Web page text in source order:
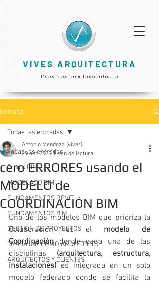
VIVES ARQUITECTURA
Constructora Inmobiliaria
Entrada
Todas las entradas
Plugis BIM
MODELADO BIM
FUNDAMENTOS REVIT
FUNDAMENTOS BIM
GESTIÓN DE PROYECTOS
TRABAJAR COMO ARQUITECTO
ARQUITECTOS Y CLIENTES
Todas las entradas
cero ERRORES usando el
MODELO de
COORDINACIÓN BIM
Antonio Mendoza (vives)
29 abr 2020 1 min de lectura
Uno de los modelos BIM que prioriza la
Colaboración es el modelo de
Coordinación donde cada una de las
disciplinas (arquitectura, estructura,
instalaciones) es integrada en un solo
modelo federado donde se facilita la